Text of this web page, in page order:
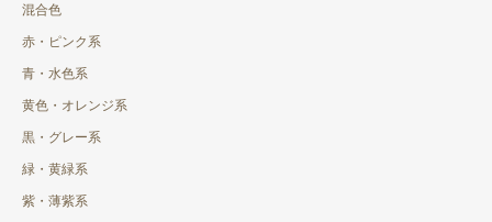
混合色
赤・ピンク系
青・水色系
黄色・オレンジ系
黒・グレー系
緑・黄緑系
紫・薄紫系